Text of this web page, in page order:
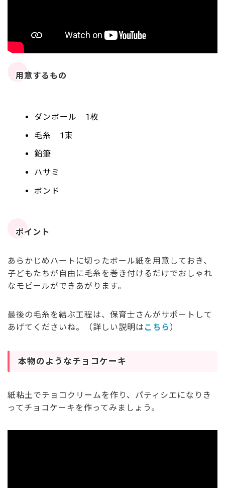
用意するもの
ダンボール 1枚
毛糸 1束
鉛筆
ハサミ
ボンド
ポイント
あらかじめハートに切ったボール紙を用意しておき、
子どもたちが自由に毛糸を巻き付けるだけでおしゃれ
なモビールができあがります。
最後の毛糸を結ぶ工程は、保育士さんがサポートして
あげてくださいね。（詳しい説明は こちら ）
本物のようなチョコケーキ
紙粘土でチョコクリームを作り、パティシエになりき
ってチョコケーキを作ってみましょう。